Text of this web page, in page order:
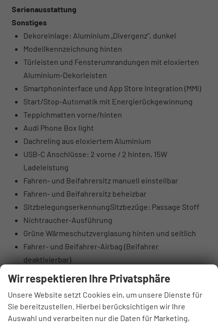
Serienausstattung
Sonstiges
Dekoreinlage: Aluminium „Divergenz“, dunkel
Modellkennzeichnung hinten
Türleisten und Fensterumrandungen mit eloxierten
Aluminium-Dekorleisten
Smartphoninterface und App Store Integration (MMI)
Start/Stop-Automatik mit Energierückgewinnung
Teppichmatten vorne/hinten
Audi Phone Box light
Dachreling aus eloxiertem Aluminium
USB-C Anschlüsse: 2 vorne / 2 hinten, 15W
Ladeleistung
Fahren- und Beifahrersitz manuell einstellbar
Fahren- und Beifahrersitz beheizbar
SitzbelegungserkennungSitzbezüge: Passage Stoff
Nichtraucher-Ausführung
Grüne Wärmeschutzverglasung hinten und seitlich
Fahrer- und Beifahrer-Airbag (Beifahrer
deaktivierbar)
LED-Scheinwerfer mit Fern- und Abblendlicht,
Tagfahrlicht, Positionslicht
Blinker in Glühlampentechnologie
LED-Rückleuchten (Blinker, Bremslicht,
Wir respektieren Ihre Privatsphäre
Unsere Website setzt Cookies ein, um unsere Dienste für
Sie bereitzustellen. Hierbei berücksichtigen wir Ihre
Auswahl und verarbeiten nur die Daten für Marketing,